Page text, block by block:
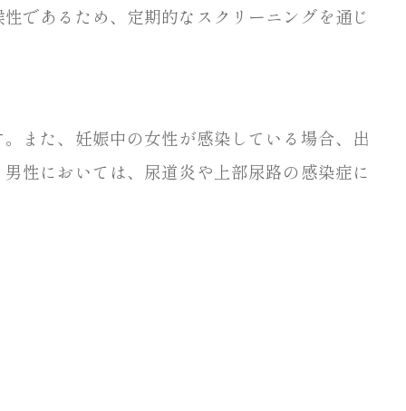
であるため、定期的なスクリーニングを通じ
また、妊娠中の女性が感染している場合、出
性においては、尿道炎や上部尿路の感染症に